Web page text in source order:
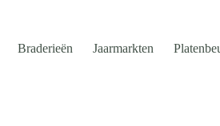
Braderieën Jaarmarkten